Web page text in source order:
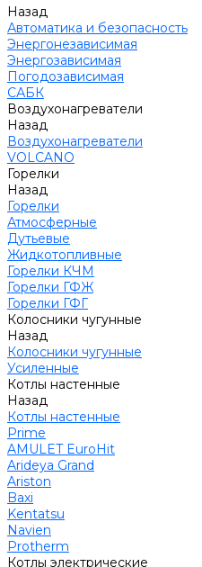
Назад
Автоматика и безопасность
Энергонезависимая
Энергозависимая
Погодозависимая
САБК
Воздухонагреватели
Назад
Воздухонагреватели
VOLCANO
Горелки
Назад
Горелки
Атмосферные
Дутьевые
Жидкотопливные
Горелки КЧМ
Горелки ГФЖ
Горелки ГФГ
Колосники чугунные
Назад
Колосники чугунные
Усиленные
Котлы настенные
Назад
Котлы настенные
Prime
AMULET EuroHit
Arideya Grand
Ariston
Baxi
Kentatsu
Navien
Protherm
Котлы электрические